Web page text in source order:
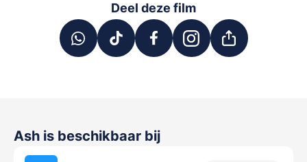
Deel deze film
Ash is beschikbaar bij